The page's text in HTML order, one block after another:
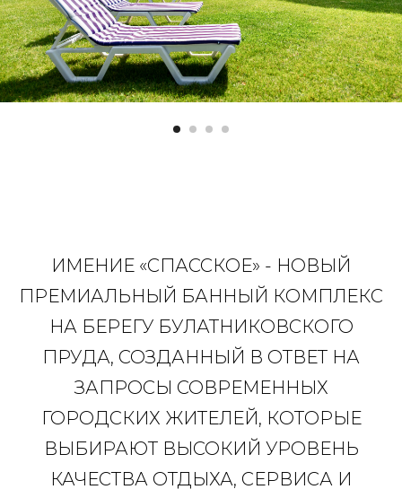
ИМЕНИЕ «СПАССКОЕ» - НОВЫЙ
ПРЕМИАЛЬНЫЙ БАННЫЙ КОМПЛЕКС
НА БЕРЕГУ БУЛАТНИКОВСКОГО
ПРУДА, СОЗДАННЫЙ В ОТВЕТ НА
ЗАПРОСЫ СОВРЕМЕННЫХ
ГОРОДСКИХ ЖИТЕЛЕЙ, КОТОРЫЕ
ВЫБИРАЮТ ВЫСОКИЙ УРОВЕНЬ
КАЧЕСТВА ОТДЫХА, СЕРВИСА И